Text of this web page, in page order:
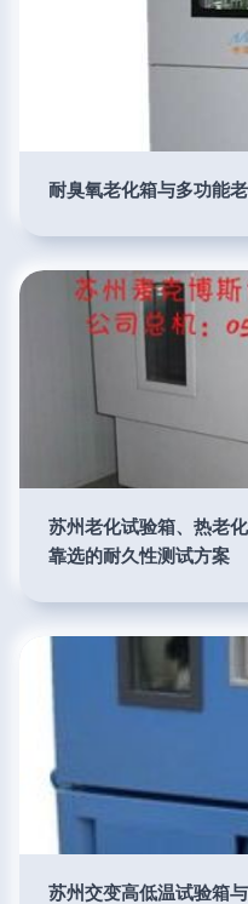
耐臭氧老化箱与多功能
苏州老化试验箱、热老
靠选的耐久性测试方案
苏州交变高低温试验箱